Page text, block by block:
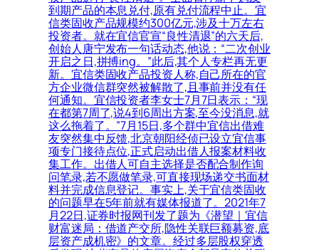
到期产品的本息兑付,原有兑付流程中止。宜
信类固收产品规模约300亿元,涉及十万左右
投资者。就在宜信官宣“良性清退”的六天后,
创始人唐宁发布一句话动态,他说：“二次创业
开启之日,拼搏ing。”此后,其个人专栏再无更
新。宜信类固收产品投资人称,自己所在的官
方企业微信群突然被解散了,且事前并没有任
何通知。宜信投资者李女士7月7日表示：“现
在都第7周了,说4到6周出方案,至今没消息,就
这么拖着了。”7月15日,多个群中宜信出借难
友突然集中反馈,北京朝阳经侦已设立宜信事
项专门接待点位,正式启动出借人报案材料收
集工作。出借人可自主选择是否配合制作询
问笔录,若不愿做笔录,可直接现场递交书面材
料并完成信息登记。事实上,关于宜信类固收
的问题早在5年前就有媒体报道了。2021年7
月22日,证券时报网刊发了题为《潜望｜宜信
财富迷局：借道产交所,隐性关联巨额募资,底
层资产成机密》的文章。经过多层股权穿透